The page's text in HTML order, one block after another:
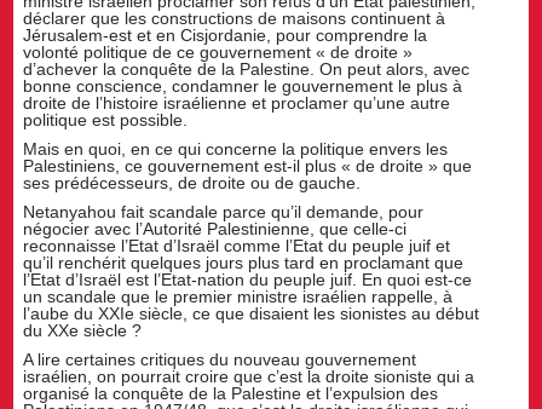
déclarer que les constructions de maisons continuent à
Jérusalem-est et en Cisjordanie, pour comprendre la
volonté politique de ce gouvernement « de droite »
d’achever la conquête de la Palestine. On peut alors, avec
bonne conscience, condamner le gouvernement le plus à
droite de l’histoire israélienne et proclamer qu’une autre
politique est possible.
Mais en quoi, en ce qui concerne la politique envers les
Palestiniens, ce gouvernement est-il plus « de droite » que
ses prédécesseurs, de droite ou de gauche.
Netanyahou fait scandale parce qu’il demande, pour
négocier avec l’Autorité Palestinienne, que celle-ci
reconnaisse l’Etat d’Israël comme l’Etat du peuple juif et
qu’il renchérit quelques jours plus tard en proclamant que
l’Etat d’Israël est l’Etat-nation du peuple juif. En quoi est-ce
un scandale que le premier ministre israélien rappelle, à
l’aube du XXIe siècle, ce que disaient les sionistes au début
du XXe siècle ?
A lire certaines critiques du nouveau gouvernement
israélien, on pourrait croire que c’est la droite sioniste qui a
organisé la conquête de la Palestine et l’expulsion des